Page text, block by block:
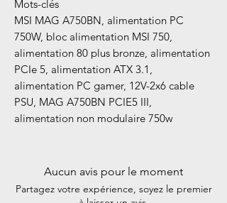
Mots-clés
MSI MAG A750BN, alimentation PC
750W, bloc alimentation MSI 750,
alimentation 80 plus bronze, alimentation
PCIe 5, alimentation ATX 3.1,
alimentation PC gamer, 12V-2x6 cable
PSU, MAG A750BN PCIE5 III,
alimentation non modulaire 750w
Aucun avis pour le moment
Partagez votre expérience, soyez le premier